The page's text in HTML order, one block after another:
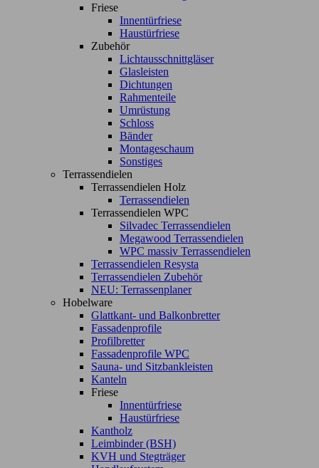
Friese
Innentürfriese
Haustürfriese
Zubehör
Lichtausschnittgläser
Glasleisten
Dichtungen
Rahmenteile
Umrüstung
Schloss
Bänder
Montageschaum
Sonstiges
Terrassendielen
Terrassendielen Holz
Terrassendielen
Terrassendielen WPC
Silvadec Terrassendielen
Megawood Terrassendielen
WPC massiv Terrassendielen
Terrassendielen Resysta
Terrassendielen Zubehör
NEU: Terrassenplaner
Hobelware
Glattkant- und Balkonbretter
Fassadenprofile
Profilbretter
Fassadenprofile WPC
Sauna- und Sitzbankleisten
Kanteln
Friese
Innentürfriese
Haustürfriese
Kantholz
Leimbinder (BSH)
KVH und Stegträger